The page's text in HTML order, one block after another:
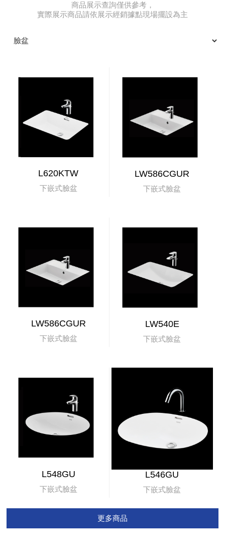
商品展示查詢僅供參考，
實際展示商品請依展示經銷據點現場擺設為主
L620KTW
下嵌式臉盆
LW586CGUR
下嵌式臉盆
LW586CGUR
下嵌式臉盆
LW540E
下嵌式臉盆
L548GU
下嵌式臉盆
L546GU
下嵌式臉盆
更多商品